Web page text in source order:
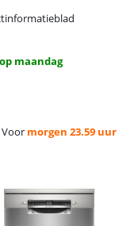
maandag
Voor morgen 23.59 uur